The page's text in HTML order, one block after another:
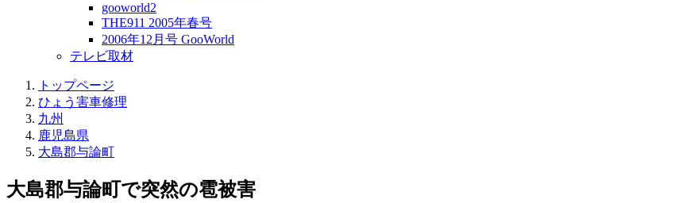
gooworld2
THE911 2005年春号
2006年12月号 GooWorld
テレビ取材
トップページ
ひょう害車修理
九州
鹿児島県
大島郡与論町
大島郡与論町で突然の雹被害